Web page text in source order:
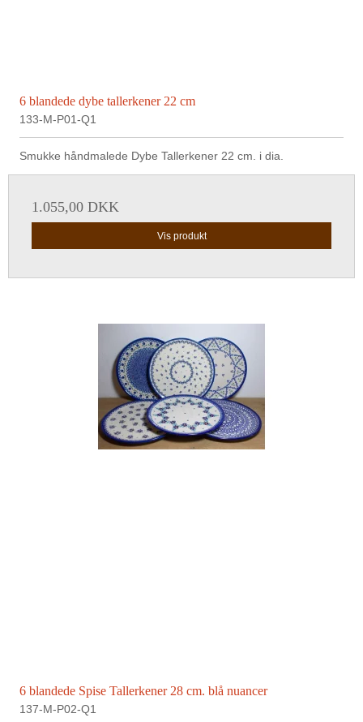
6 blandede dybe tallerkener 22 cm
133-M-P01-Q1
Smukke håndmalede Dybe Tallerkener 22 cm. i dia.
1.055,00 DKK
Vis produkt
6 blandede Spise Tallerkener 28 cm. blå nuancer
137-M-P02-Q1